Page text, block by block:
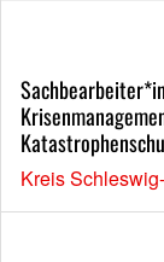
Kreis